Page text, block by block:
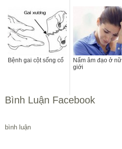
Bệnh gai cột sống cổ
Nấm âm đạo ở nữ
giới
Bình Luận Facebook
bình luận